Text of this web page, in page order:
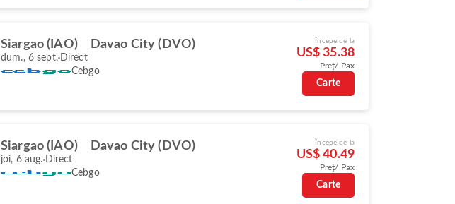
Siargao (IAO) Davao City (DVO)
dum., 6 sept. Direct
Cebgo
Începe de la
US$ 35.38
Preț/ Pax
Carte
Siargao (IAO) Davao City (DVO)
joi, 6 aug. Direct
Cebgo
Începe de la
US$ 40.49
Preț/ Pax
Carte